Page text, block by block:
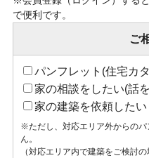
で便利です。
ご
パンフレット(住宅カ
家の相談をしたい(話
家の建築を依頼したい
※ただし、対応エリア外からの
ん。
（対応エリア内で建築をご検討